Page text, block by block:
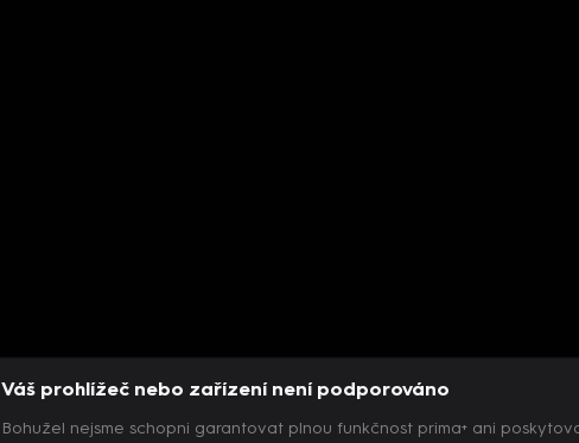
Váš prohlížeč nebo zařízení není podporováno
Bohužel nejsme schopni garantovat plnou funkčnost prima+ ani